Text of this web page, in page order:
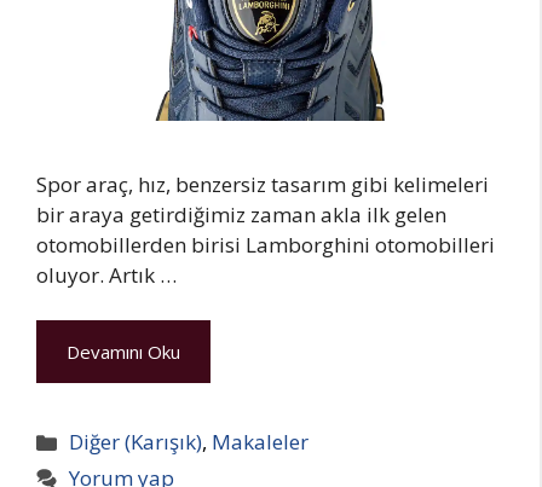
Spor araç, hız, benzersiz tasarım gibi kelimeleri
bir araya getirdiğimiz zaman akla ilk gelen
otomobillerden birisi Lamborghini otomobilleri
oluyor. Artık …
Devamını Oku
Kategoriler
Diğer (Karışık), Makaleler
Yorum yap